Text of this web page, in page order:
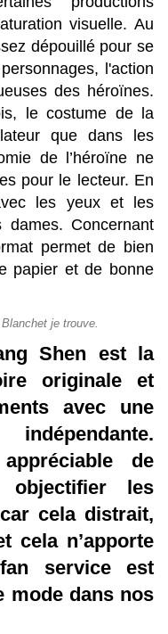
visuelle. Au
dépouillé pour se
l'action
des héroïnes.
le costume de la
que dans les
de l’héroïne ne
pour le lecteur. En
les yeux et les
dames. Concernant
permet de bien
papier et de bonne
je trouve.
Shen est la
originale et
avec une
de
les
cela distrait,
cela n’apporte
service est
mode dans nos